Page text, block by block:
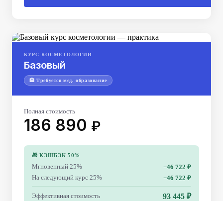
КУРС КОСМЕТОЛОГИИ
Базовый
🏥 Требуется мед. образование
Полная стоимость
186 890 ₽
🎁 КЭШБЭК 50%
Мгновенный 25%
−46 722 ₽
На следующий курс 25%
−46 722 ₽
Эффективная стоимость 93 445 ₽